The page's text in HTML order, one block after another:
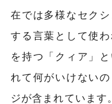
在では多様なセク
する言葉として使
を持つ「クィア」
れて何がいけない
ジが含まれています。